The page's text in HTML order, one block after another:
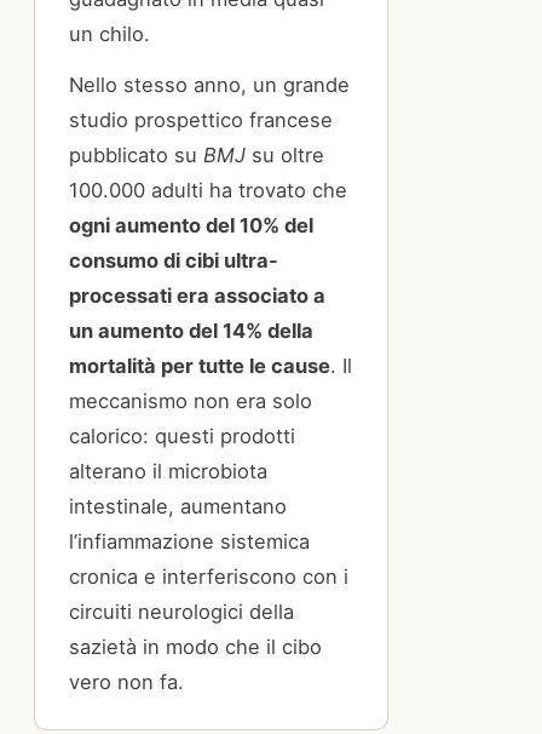
un chilo.
Nello stesso anno, un grande
studio prospettico francese
pubblicato su BMJ su oltre
100.000 adulti ha trovato che
ogni aumento del 10% del
consumo di cibi ultra-
processati era associato a
un aumento del 14% della
mortalità per tutte le cause. Il
meccanismo non era solo
calorico: questi prodotti
alterano il microbiota
intestinale, aumentano
l’infiammazione sistemica
cronica e interferiscono con i
circuiti neurologici della
sazietà in modo che il cibo
vero non fa.